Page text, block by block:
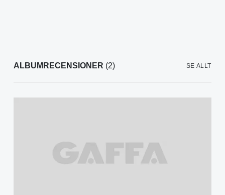
ALBUMRECENSIONER (2) SE ALLT